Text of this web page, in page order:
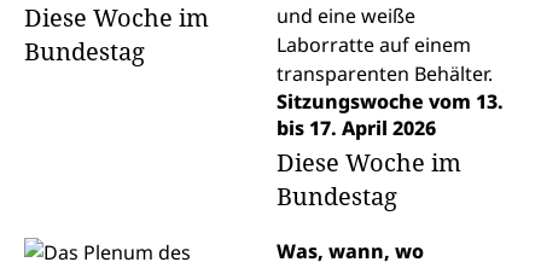
Diese Woche im
Bundestag
Sitzungswoche vom 13.
bis 17. April 2026
Diese Woche im
Bundestag
Was, wann, wo